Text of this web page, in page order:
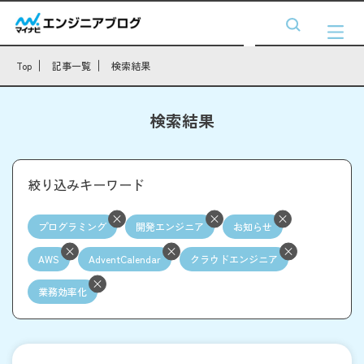
Top 記事一覧 検索結果
検索結果
絞り込みキーワード
プログラミング 開発エンジニア お知らせ
AWS AdventCalendar クラウドエンジニア
業務効率化